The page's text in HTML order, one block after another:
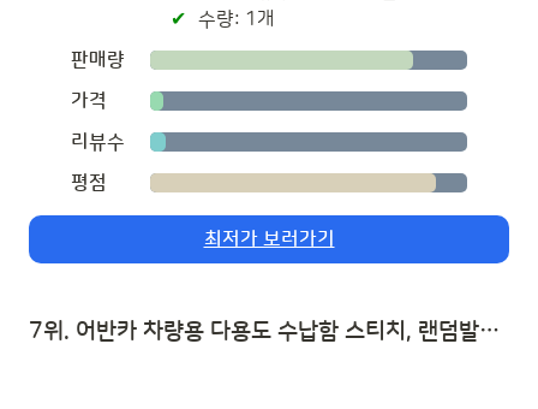
수량: 1개
판매량
가격
리뷰수
평점
최저가 보러가기
7위. 어반카 차량용 다용도 수납함 스티치, 랜덤발송 | 자동차 트렁크 수납함